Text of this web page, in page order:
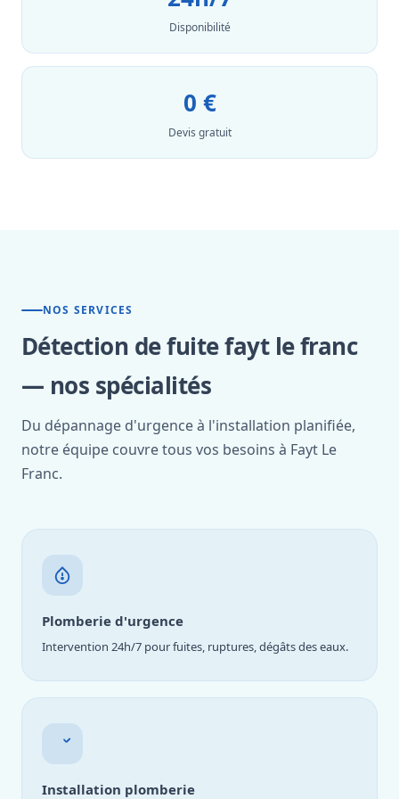
Disponibilité
0 €
Devis gratuit
NOS SERVICES
Détection de fuite fayt le franc
— nos spécialités
Du dépannage d'urgence à l'installation planifiée,
notre équipe couvre tous vos besoins à Fayt Le
Franc.
Plomberie d'urgence
Intervention 24h/7 pour fuites, ruptures, dégâts des eaux.
Installation plomberie